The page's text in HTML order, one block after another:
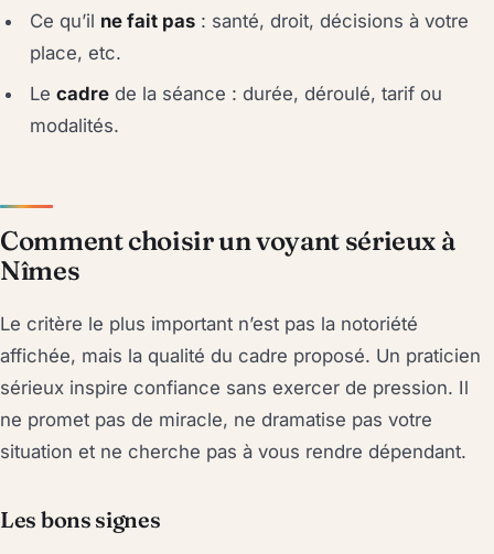
Ce qu’il ne fait pas : santé, droit, décisions à votre
place, etc.
Lecadre de la séance : durée, déroulé, tarif ou
modalités.
Comment choisir un voyant sérieux à
Nîmes
Le critère le plus important n’est pas la notoriété
affichée, mais la qualité du cadre proposé. Un praticien
sérieux inspire confiance sans exercer de pression. Il
ne promet pas de miracle, ne dramatise pas votre
situation et ne cherche pas à vous rendre dépendant.
Les bons signes